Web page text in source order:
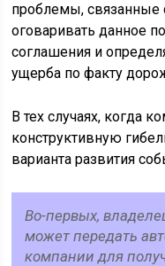
проблемы, связанные
оговаривать данное
соглашения и
ущерба по факту
В тех случаях, когда
конструктивную
варианта развития
Во-первых,
может передать
компании для